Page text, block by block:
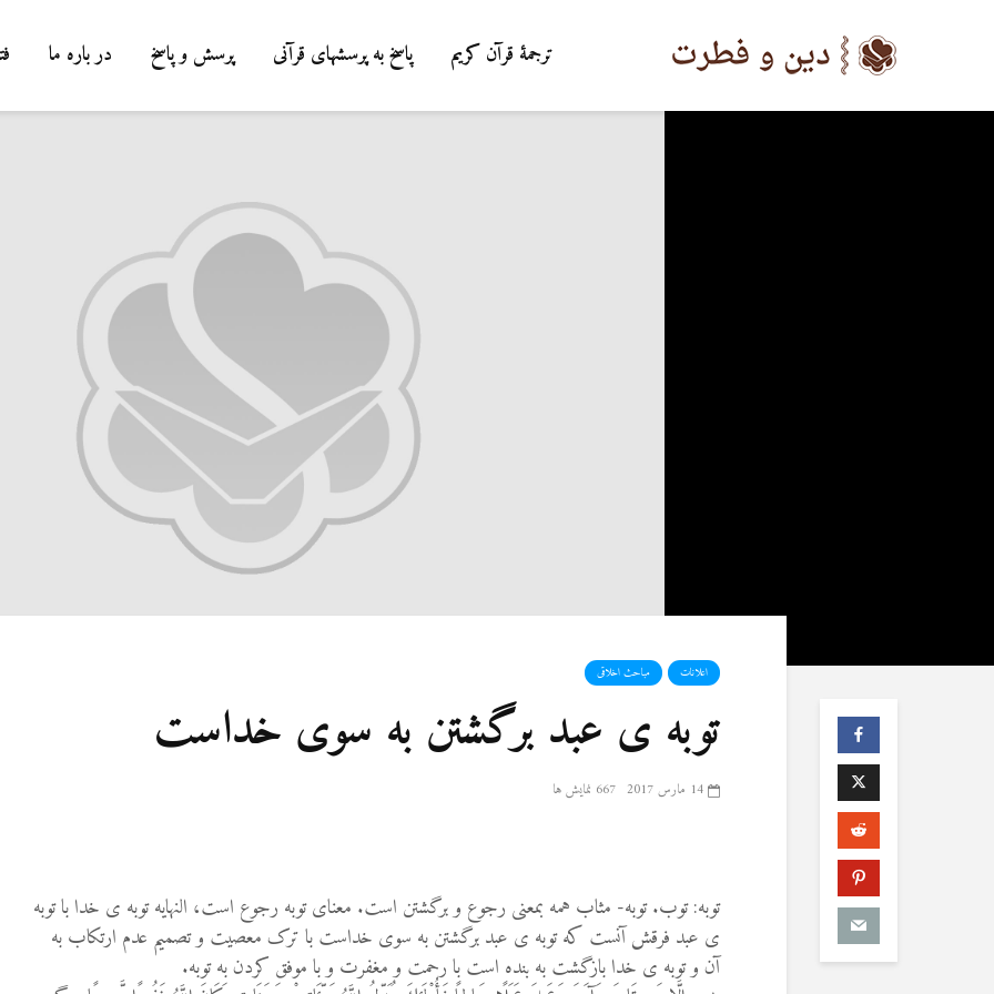
ترجمۀ قرآن کریم پاسخ به پرسشهای قرآنی پرسش و پاسخ در باره ما
اعلانات مباحث اخلاقی
توبه ی عبد برگشتن به سوی خداست
14 مارس 2017 667 نمایش ها
توبه: توب. توبه- مثاب همه بمعنی رجوع و برگشتن است. معنای توبه رجوع است، النهايه توبه ی خدا با توبه
ی عبد فرقش آنست که توبه ی عبد برگشتن به سوی خداست با ترک معصيت و تصميم عدم ارتکاب به
آن و توبه ی خدا بازگشت به بنده است با رحمت و مغفرت و با موفق کردن به توبه.
درباره سنگ زدن به
میان صفا و مروه
20 جولای 2026
27 نمایش ها
19 جولای 2026